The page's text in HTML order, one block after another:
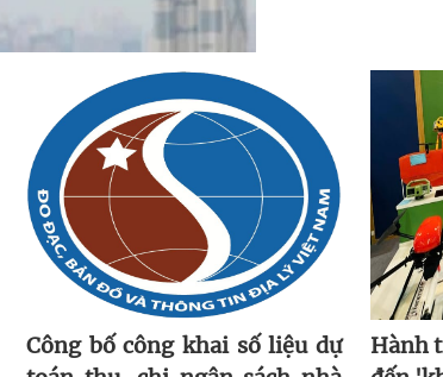
Công bố công khai số liệu dự
Hành